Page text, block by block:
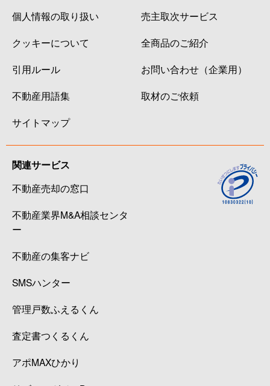
個人情報の取り扱い
クッキーについて
引用ルール
不動産用語集
サイトマップ
売主取次サービス
全商品のご紹介
お問い合わせ（企業用）
取材のご依頼
関連サービス
不動産売却の窓口
不動産業界M&A相談センタ
ー
不動産の集客ナビ
SMSハンター
管理戸数ふえるくん
査定書つくるくん
アポMAXひかり